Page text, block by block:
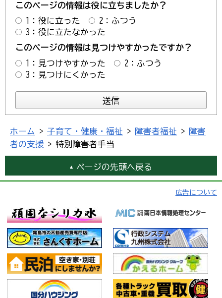
このページの情報は役に立ちましたか？
1：役に立った
2：ふつう
3：役に立たなかった
このページの情報は見つけやすかったですか？
1：見つけやすかった
2：ふつう
3：見つけにくかった
ホーム > 子育て・健康・福祉 > 障害者福祉 > 障害
者の支援 > 特別障害者手当
ページの先頭へ戻る
広告について